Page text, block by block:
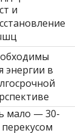
и
энергии в
мало — 30-